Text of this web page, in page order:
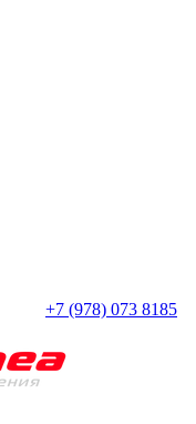
+7 (978) 073 8185